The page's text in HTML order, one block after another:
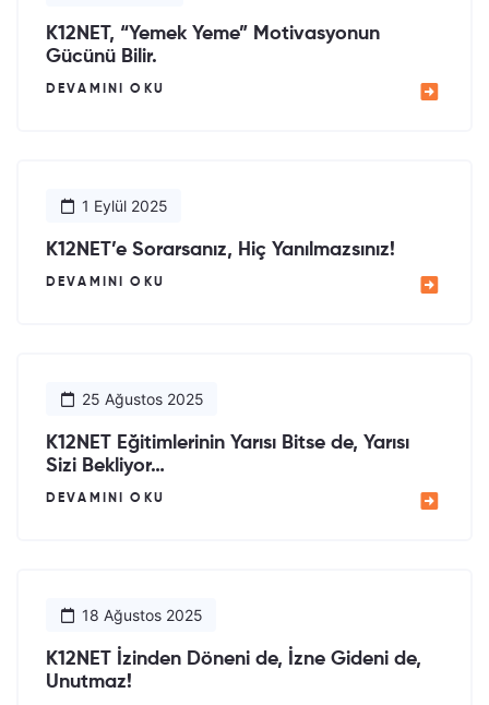
K12NET, “Yemek Yeme” Motivasyonun
Gücünü Bilir.
DEVAMINI OKU
1 Eylül 2025
K12NET’e Sorarsanız, Hiç Yanılmazsınız!
DEVAMINI OKU
25 Ağustos 2025
K12NET Eğitimlerinin Yarısı Bitse de, Yarısı
Sizi Bekliyor…
DEVAMINI OKU
18 Ağustos 2025
K12NET İzinden Döneni de, İzne Gideni de,
Unutmaz!